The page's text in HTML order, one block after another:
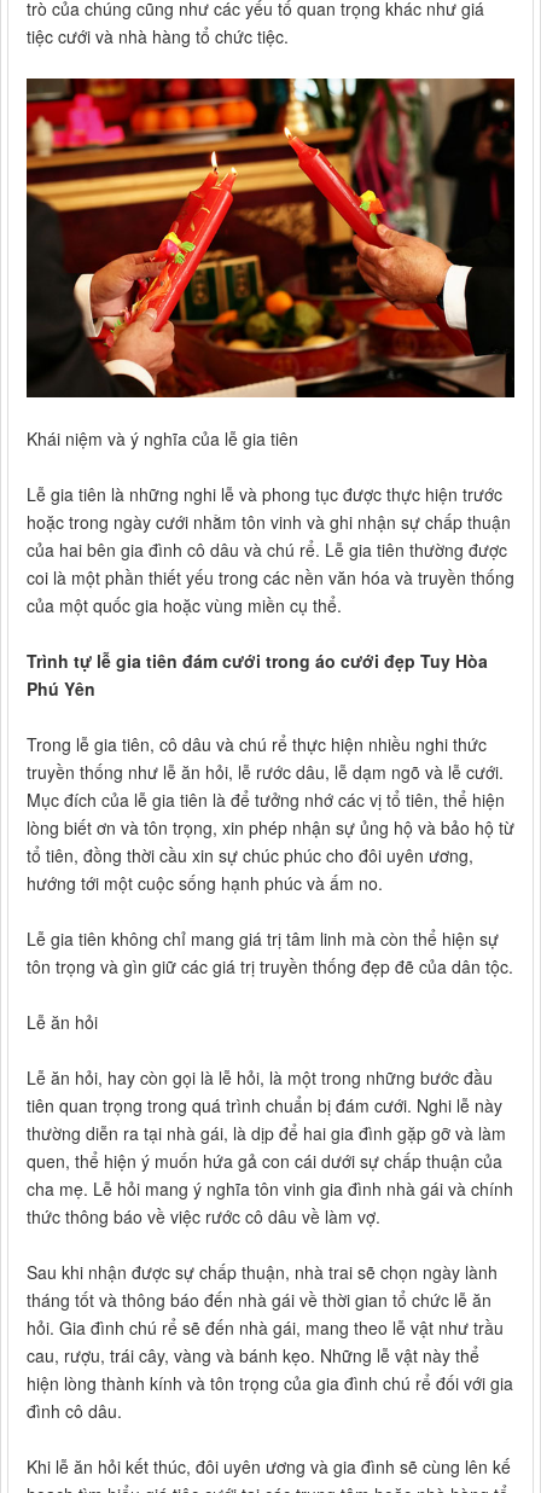
trò của chúng cũng như các yếu tố quan trọng khác như giá
tiệc cưới và nhà hàng tổ chức tiệc.
Khái niệm và ý nghĩa của lễ gia tiên
Lễ gia tiên là những nghi lễ và phong tục được thực hiện trước
hoặc trong ngày cưới nhằm tôn vinh và ghi nhận sự chấp thuận
của hai bên gia đình cô dâu và chú rể. Lễ gia tiên thường được
coi là một phần thiết yếu trong các nền văn hóa và truyền thống
của một quốc gia hoặc vùng miền cụ thể.
Trình tự lễ gia tiên đám cưới trong áo cưới đẹp Tuy Hòa
Phú Yên
Trong lễ gia tiên, cô dâu và chú rể thực hiện nhiều nghi thức
truyền thống như lễ ăn hỏi, lễ rước dâu, lễ dạm ngõ và lễ cưới.
Mục đích của lễ gia tiên là để tưởng nhớ các vị tổ tiên, thể hiện
lòng biết ơn và tôn trọng, xin phép nhận sự ủng hộ và bảo hộ từ
tổ tiên, đồng thời cầu xin sự chúc phúc cho đôi uyên ương,
hướng tới một cuộc sống hạnh phúc và ấm no.
Lễ gia tiên không chỉ mang giá trị tâm linh mà còn thể hiện sự
tôn trọng và gìn giữ các giá trị truyền thống đẹp đẽ của dân tộc.
Lễ ăn hỏi
Lễ ăn hỏi, hay còn gọi là lễ hỏi, là một trong những bước đầu
tiên quan trọng trong quá trình chuẩn bị đám cưới. Nghi lễ này
thường diễn ra tại nhà gái, là dịp để hai gia đình gặp gỡ và làm
quen, thể hiện ý muốn hứa gả con cái dưới sự chấp thuận của
cha mẹ. Lễ hỏi mang ý nghĩa tôn vinh gia đình nhà gái và chính
thức thông báo về việc rước cô dâu về làm vợ.
Sau khi nhận được sự chấp thuận, nhà trai sẽ chọn ngày lành
tháng tốt và thông báo đến nhà gái về thời gian tổ chức lễ ăn
hỏi. Gia đình chú rể sẽ đến nhà gái, mang theo lễ vật như trầu
cau, rượu, trái cây, vàng và bánh kẹo. Những lễ vật này thể
hiện lòng thành kính và tôn trọng của gia đình chú rể đối với gia
đình cô dâu.
Khi lễ ăn hỏi kết thúc, đôi uyên ương và gia đình sẽ cùng lên kế